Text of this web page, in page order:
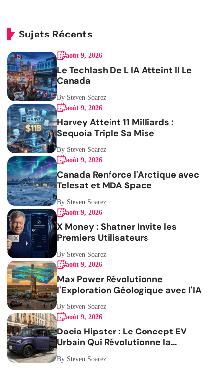
Sujets Récents
août 9, 2026
Le Techlash De L IA Atteint Il Le
Canada
By Steven Soarez
août 9, 2026
Harvey Atteint 11 Milliards :
Sequoia Triple Sa Mise
By Steven Soarez
août 9, 2026
Canada Renforce l'Arctique avec
Telesat et MDA Space
By Steven Soarez
août 9, 2026
X Money : Shatner Invite les
Premiers Utilisateurs
By Steven Soarez
août 9, 2026
Max Power Révolutionne
l'Exploration Géologique avec l'IA
By Steven Soarez
août 9, 2026
Dacia Hipster : Le Concept EV
Urbain Qui Révolutionne la
Mobilité
By Steven Soarez